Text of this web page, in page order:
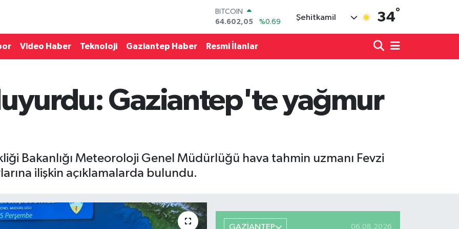
64.602,05
DOLAR
EURO
55,0700
%0.1
STERLİN
%0.39
BİST100
13.703
Şehitkamil 34°
Video Haber Teknoloji Gaziantep Haber Resmi İlanlar
Gaziantep'te yağmur
Bakanlığı Meteoroloji Genel Müdürlüğü hava tahmin uzmanı Fevzi
ilişkin açıklamalarda bulundu.
GAZİANTEP 06.08.2026